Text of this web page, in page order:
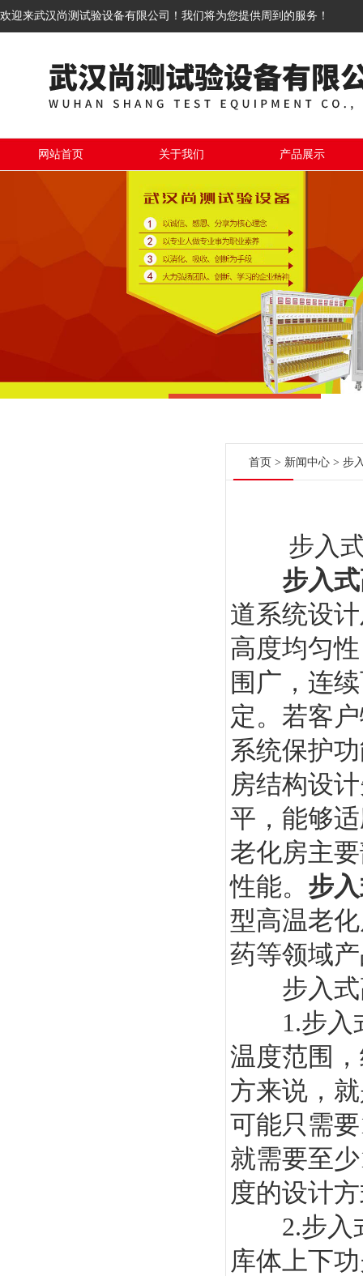
欢迎来武汉尚测试验设备有限公司！我们将为您提供周到的服务！
网站首页 关于我们 产品展示
首页 > 新闻中心 > 步
步入式
步入
道系统设
高度均匀
围广，连
定。若客
系统保护
房结构设
平，能够
老化房主
性能。 步
型高温老
药等领域
步入式
1.步入式
温度范围
方来说，
可能只需
就需要至
度的设计
2.步入式
库体上下